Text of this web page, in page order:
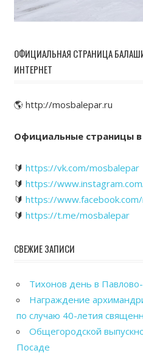
ОФИЦИАЛЬНАЯ СТРАНИЦА
ИНТЕРНЕТ
🌎 http://mosbalepar.ru
Официальные страницы в
🔰 https://vk.com/mosbalepar
🔰 https://
🔰 https://
🔰 https://t.me/mosbalepar
СВЕЖИЕ ЗАПИСИ
Тихонов день в
Награждение
по случаю 40-летия
Общегородской
Посаде